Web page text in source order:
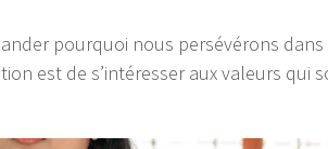
pourquoi nous persévérons
est de s’intéresser aux valeurs qui